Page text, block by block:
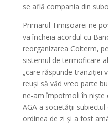
se află compania din
Primarul Timișoarei ne
va încheia acordul cu
reorganizarea Colterm,
sistemul de termoficare
„care răspunde tranziției
reuși să văd vreo parte
ne-am împotmoli în niște
AGA a societății
ordinea de zi și a fost